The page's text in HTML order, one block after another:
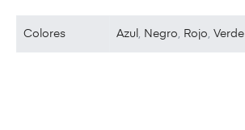
Colores Azul Negro Rojo ,Verde